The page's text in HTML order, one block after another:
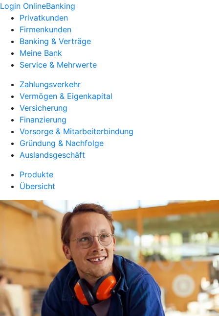
Login OnlineBanking
Privatkunden
Firmenkunden
Banking & Verträge
Meine Bank
Service & Mehrwerte
Zahlungsverkehr
Vermögen & Eigenkapital
Versicherung
Finanzierung
Vorsorge & Mitarbeiterbindung
Gründung & Nachfolge
Auslandsgeschäft
Produkte
Übersicht